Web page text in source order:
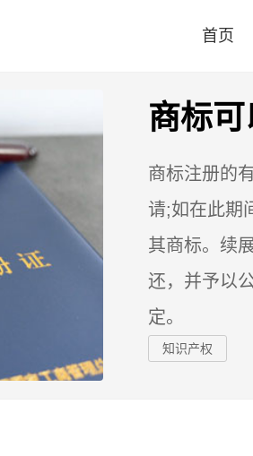
首页
商标
商标注册的
请;如在此期
其商标。续
还，并予以
定。
知识产权